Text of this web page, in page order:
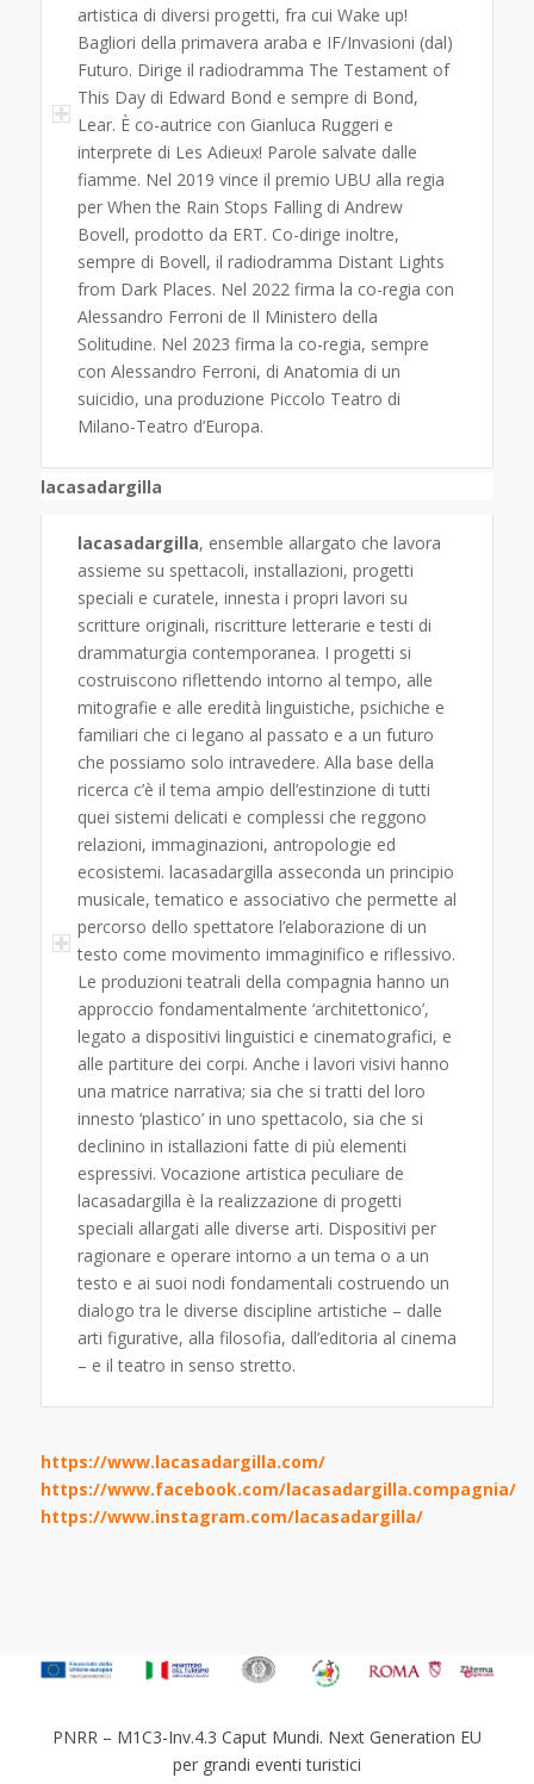
artistica di diversi progetti, fra cui Wake up!
Bagliori della primavera araba e IF/Invasioni (dal)
Futuro. Dirige il radiodramma The Testament of
This Day di Edward Bond e sempre di Bond,
Lear. È co-autrice con Gianluca Ruggeri e
interprete di Les Adieux! Parole salvate dalle
fiamme. Nel 2019 vince il premio UBU alla regia
per When the Rain Stops Falling di Andrew
Bovell, prodotto da ERT. Co-dirige inoltre,
sempre di Bovell, il radiodramma Distant Lights
from Dark Places. Nel 2022 firma la co-regia con
Alessandro Ferroni de Il Ministero della
Solitudine. Nel 2023 firma la co-regia, sempre
con Alessandro Ferroni, di Anatomia di un
suicidio, una produzione Piccolo Teatro di
Milano-Teatro d’Europa.
lacasadargilla
lacasadargilla, ensemble allargato che lavora
assieme su spettacoli, installazioni, progetti
speciali e curatele, innesta i propri lavori su
scritture originali, riscritture letterarie e testi di
drammaturgia contemporanea. I progetti si
costruiscono riflettendo intorno al tempo, alle
mitografie e alle eredità linguistiche, psichiche e
familiari che ci legano al passato e a un futuro
che possiamo solo intravedere. Alla base della
ricerca c’è il tema ampio dell’estinzione di tutti
quei sistemi delicati e complessi che reggono
relazioni, immaginazioni, antropologie ed
ecosistemi. lacasadargilla asseconda un principio
musicale, tematico e associativo che permette al
percorso dello spettatore l’elaborazione di un
testo come movimento immaginifico e riflessivo.
Le produzioni teatrali della compagnia hanno un
approccio fondamentalmente ‘architettonico’,
legato a dispositivi linguistici e cinematografici, e
alle partiture dei corpi. Anche i lavori visivi hanno
una matrice narrativa; sia che si tratti del loro
innesto ‘plastico’ in uno spettacolo, sia che si
declinino in istallazioni fatte di più elementi
espressivi. Vocazione artistica peculiare de
lacasadargilla è la realizzazione di progetti
speciali allargati alle diverse arti. Dispositivi per
ragionare e operare intorno a un tema o a un
testo e ai suoi nodi fondamentali costruendo un
dialogo tra le diverse discipline artistiche – dalle
arti figurative, alla filosofia, dall’editoria al cinema
– e il teatro in senso stretto.
https://www.lacasadargilla.com/
https://www.facebook.com/lacasadargilla.compagnia/
https://www.instagram.com/lacasadargilla/
PNRR – M1C3-Inv.4.3 Caput Mundi. Next Generation EU
per grandi eventi turistici